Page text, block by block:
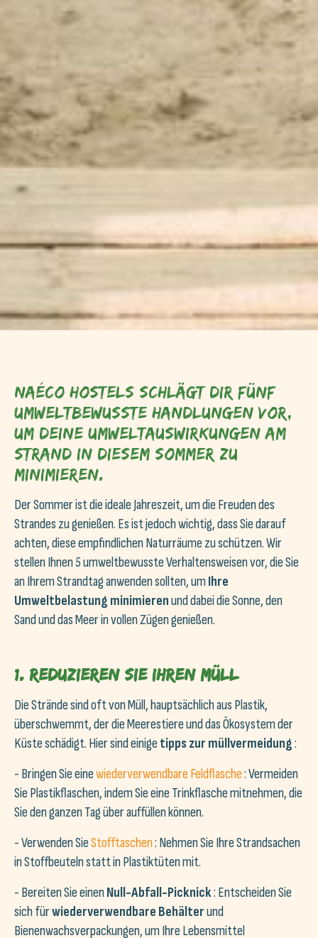
Naéco Hostels schlägt dir fünf
umweltbewusste Handlungen vor,
um deine Umweltauswirkungen am
Strand in diesem Sommer zu
minimieren.
Der Sommer ist die ideale Jahreszeit, um die Freuden des
Strandes zu genießen. Es ist jedoch wichtig, dass Sie darauf
achten, diese empfindlichen Naturräume zu schützen. Wir
stellen Ihnen 5 umweltbewusste Verhaltensweisen vor, die Sie
an Ihrem Strandtag anwenden sollten, umIhre
Umweltbelastung minimierenund dabei die Sonne, den
Sand und das Meer in vollen Zügen genießen.
1. Reduzieren Sie Ihren Müll
Die Strände sind oft von Müll, hauptsächlich aus Plastik,
überschwemmt, der die Meerestiere und das Ökosystem der
Küste schädigt. Hier sind einigetipps zur müllvermeidung:
- Bringen Sie einewiederverwendbare Feldflasche: Vermeiden
Sie Plastikflaschen, indem Sie eine Trinkflasche mitnehmen, die
Sie den ganzen Tag über auffüllen können.
- Verwenden SieStofftaschen: Nehmen Sie Ihre Strandsachen
in Stoffbeuteln statt in Plastiktüten mit.
- Bereiten Sie einenNull-Abfall-Picknick: Entscheiden Sie
sich fürwiederverwendbare Behälterund
Bienenwachsverpackungen, um Ihre Lebensmittel